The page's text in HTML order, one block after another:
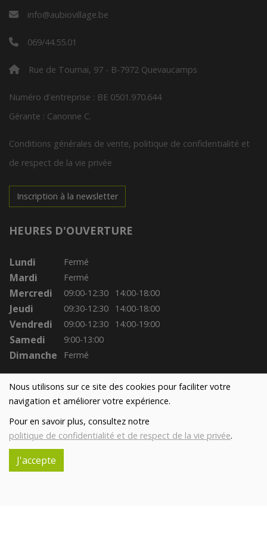
Nous utilisons sur ce site des cookies pour faciliter votre
navigation et améliorer votre expérience.
Pour en savoir plus, consultez notre
politique de confidentialité et de respect de la vie privée.
J'accepte
info@aubiovillage.be
069/44.55.01
Rue de Tournai, 97 - B-7972 Quevaucamps
Numéro d'entreprise : BE 0501.970.644
Gérante : Canonne C.
Conditions générales de vente, politique de confidentialité et
de respect de la vie privée
Inscription à la newsletter
HEURES D'OUVERTURE
Lundi Fermé
Mardi Fermé
Mercredi 09:00-12:30 14:00-18:00
Jeudi 09:30-12:30 14:00-18:00
Vendredi 09:00-12:30 14:00-19:00
Samedi 9:00-13:00
Dimanche Fermé